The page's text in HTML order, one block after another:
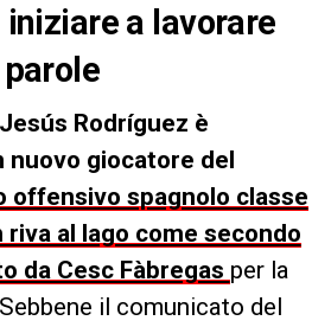
iniziare a lavorare
Jesús Rodríguez è
nuovo giocatore del
offensivo spagnolo classe
riva al lago come secondo
da Cesc Fàbregas per la
il comunicato del